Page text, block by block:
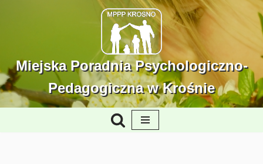
treści
Miejska Poradnia Psychologiczno-
Pedagogiczna w Krośnie